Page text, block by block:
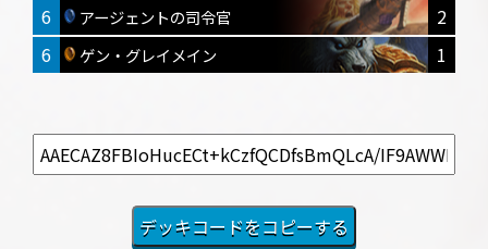
6
アージェントの司令官
2
6
ゲン・グレイメイン 1